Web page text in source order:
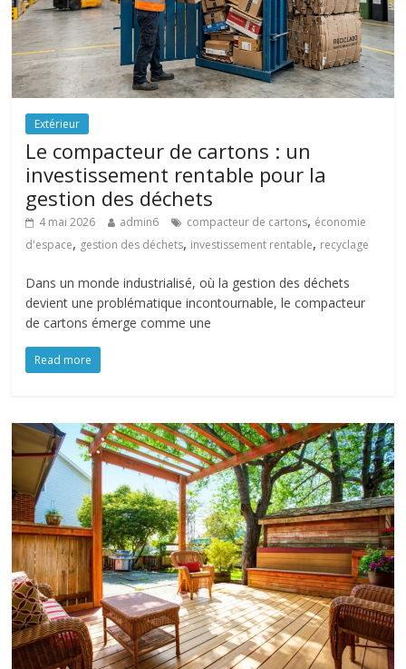
Extérieur
Le compacteur de cartons : un
investissement rentable pour la
gestion des déchets
4 mai 2026 admin6 compacteur de cartons, économie
d'espace, gestion des déchets, investissement rentable, recyclage
Dans un monde industrialisé, où la gestion des déchets
devient une problématique incontournable, le compacteur
de cartons émerge comme une
Read more